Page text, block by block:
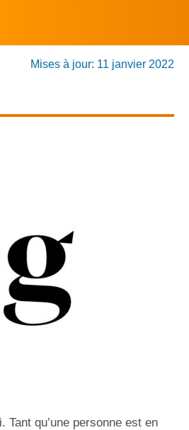
Mises à jour: 11 janvier 2022
qu’une personne est en